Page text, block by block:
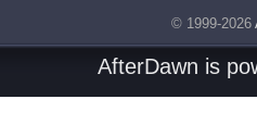
© 1999-2026
AfterDawn is